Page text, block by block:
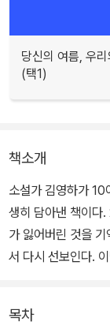
당신의 여름, 우
(택1)
책소개
소설가 김영하가 10
생히 담아낸 책이다
가 잃어버린 것을
서 다시 선보인다.
목차